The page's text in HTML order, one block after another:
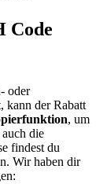
Code
oder
kann der Rabatt
, um
die
findest du
Wir haben dir